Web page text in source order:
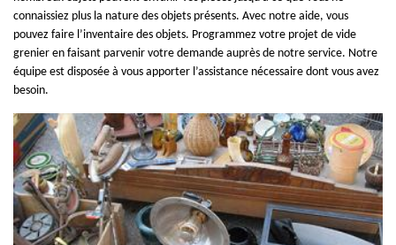
connaissiez plus la nature des objets présents. Avec notre aide, vous
pouvez faire l’inventaire des objets. Programmez votre projet de vide
grenier en faisant parvenir votre demande auprès de notre service. Notre
équipe est disposée à vous apporter l’assistance nécessaire dont vous avez
besoin.